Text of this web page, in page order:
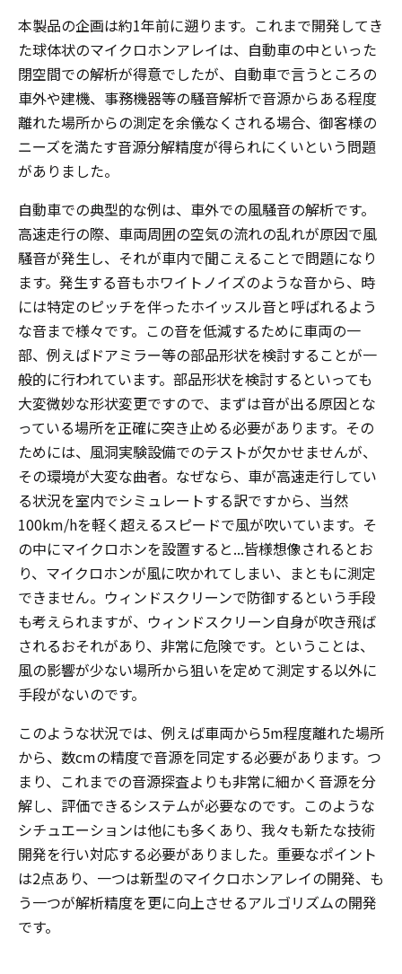
本製品の企画は約1年前に遡ります。これまで開発してき
た球体状のマイクロホンアレイは、自動車の中といった
閉空間での解析が得意でしたが、自動車で言うところの
車外や建機、事務機器等の騒音解析で音源からある程度
離れた場所からの測定を余儀なくされる場合、御客様の
ニーズを満たす音源分解精度が得られにくいという問題
がありました。
自動車での典型的な例は、車外での風騒音の解析です。
高速走行の際、車両周囲の空気の流れの乱れが原因で風
騒音が発生し、それが車内で聞こえることで問題になり
ます。発生する音もホワイトノイズのような音から、時
には特定のピッチを伴ったホイッスル音と呼ばれるよう
な音まで様々です。この音を低減するために車両の一
部、例えばドアミラー等の部品形状を検討することが一
般的に行われています。部品形状を検討するといっても
大変微妙な形状変更ですので、まずは音が出る原因とな
っている場所を正確に突き止める必要があります。その
ためには、風洞実験設備でのテストが欠かせませんが、
その環境が大変な曲者。なぜなら、車が高速走行してい
る状況を室内でシミュレートする訳ですから、当然
100km/hを軽く超えるスピードで風が吹いています。そ
の中にマイクロホンを設置すると...皆様想像されるとお
り、マイクロホンが風に吹かれてしまい、まともに測定
できません。ウィンドスクリーンで防御するという手段
も考えられますが、ウィンドスクリーン自身が吹き飛ば
されるおそれがあり、非常に危険です。ということは、
風の影響が少ない場所から狙いを定めて測定する以外に
手段がないのです。
このような状況では、例えば車両から5m程度離れた場所
から、数cmの精度で音源を同定する必要があります。つ
まり、これまでの音源探査よりも非常に細かく音源を分
解し、評価できるシステムが必要なのです。このような
シチュエーションは他にも多くあり、我々も新たな技術
開発を行い対応する必要がありました。重要なポイント
は2点あり、一つは新型のマイクロホンアレイの開発、も
う一つが解析精度を更に向上させるアルゴリズムの開発
です。